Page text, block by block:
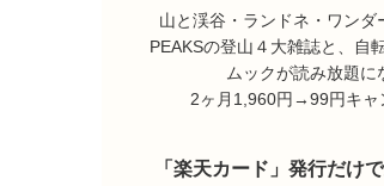
山と渓谷・ランドネ・ワンダ
PEAKSの登山４大雑誌と、自
ムックが読み放題に
2ヶ月1,960円→99円キャ
「楽天カード」発行だけ